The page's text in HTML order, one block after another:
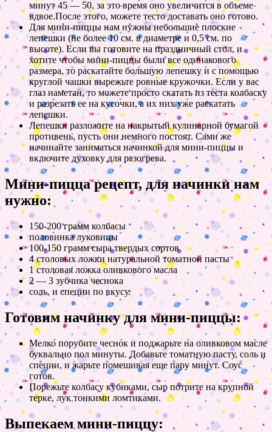
минут 45 — 50, за это время оно увеличится в объеме
вдвое.После этого, можете тесто доставать оно готово.
Для мини-пиццы нам нужны небольшие плоские
лепешки (не более 10 см. в диаметре и 0,5 см. по
высоте). Если вы готовите на праздничный стол, и
хотите чтобы мини-пиццы были все одинакового
размера, то раскатайте большую лепешку и с помощью
круглой чашки вырежьте ровные кружочки. Если у вас
глаз наметан, то можете просто скатать из теста колбаску
и разрезать ее на кусочки, а их них уже раскатать
лепешки.
Лепешки разложите на накрытый кулинарной бумагой
противень, пусть они немного постоят. Сами же
начинайте заниматься начинкой для мини-пиццы и
включите духовку для разогрева.
Мини-пицца рецепт, для начинки нам
нужно:
150-200 грамм колбасы
половинка луковицы
100-150 грамм сыра твердых сортов
4 столовых ложки натуральной томатной пасты
1 столовая ложка оливкового масла
2 — 3 зубчика чеснока
соль, и специи по вкусу.
Готовим начинку для мини-пиццы:
Мелко порубите чеснок и поджарьте на оливковом масле
буквально пол минуты. Добавьте томатную пасту, соль и
специи, и жарьте помешивая еще пару минут. Соус
готов.
Порежьте колбасу кубиками, сыр потрите на крупной
терке, лук тонкими ломтиками.
Выпекаем мини-пиццу: